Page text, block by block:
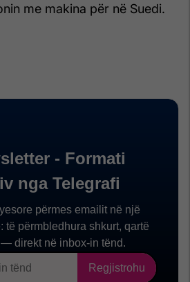
me makina për në Suedi.